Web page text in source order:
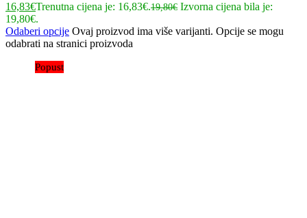
16,83€Trenutna cijena je: 16,83€.19,80€ Izvorna cijena bila je:
19,80€.
Odaberi opcije Ovaj proizvod ima više varijanti. Opcije se mogu
odabrati na stranici proizvoda
Popust